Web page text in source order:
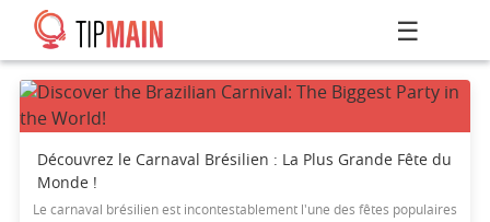
☰
Découvrez le Carnaval Brésilien : La Plus Grande Fête du
Monde !
Le carnaval brésilien est incontestablement l'une des fêtes populaires